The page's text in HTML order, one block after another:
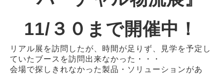
11/３０まで開催中！
リアル展を訪問したが、時間が足りず、見学を予定し
ていたブースを訪問出来なかった・・・
会場で探しきれなかった製品・ソリューションがあ